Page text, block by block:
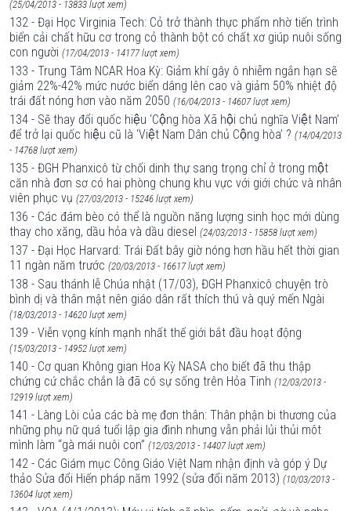
(25/04/2013 - 13833 lượt xem)
132 - Đại Học Virginia Tech: Cỏ trở thành thực phẩm nhờ tiến trình
biến cải chất hữu cơ trong cỏ thành bột có chất xơ giúp nuôi sống
con người (17/04/2013 - 14177 lượt xem)
133 - Trung Tâm NCAR Hoa Kỳ: Giảm khí gây ô nhiễm ngắn hạn sẽ
giảm 22%-42% mức nước biển dâng lên cao và giảm 50% nhiệt độ
trái đất nóng hơn vào năm 2050 (16/04/2013 - 14607 lượt xem)
134 - Sẽ thay đổi quốc hiệu ‘Cộng hòa Xã hội chủ nghĩa Việt Nam’
để trở lại quốc hiệu cũ là ‘Việt Nam Dân chủ Cộng hòa’ ? (14/04/2013
- 14768 lượt xem)
135 - ĐGH Phanxicô từ chối dinh thự sang trọng chỉ ở trong một
căn nhà đơn sơ có hai phòng chung khu vực với giới chức và nhân
viên phục vụ (27/03/2013 - 15246 lượt xem)
136 - Các đám bèo có thể là nguồn năng lượng sinh học mới dùng
thay cho xăng, dầu hỏa và dầu diesel (24/03/2013 - 15858 lượt xem)
137 - Đại Học Harvard: Trái Đất bây giờ nóng hơn hầu hết thời gian
11 ngàn năm trước (20/03/2013 - 16617 lượt xem)
138 - Sau thánh lễ Chúa nhật (17/03), ĐGH Phanxicô chuyện trò
bình dị và thân mật nên giáo dân rất thích thú và quý mến Ngài
(18/03/2013 - 14620 lượt xem)
139 - Viễn vọng kính mạnh nhất thế giới bắt đầu hoạt động
(15/03/2013 - 14952 lượt xem)
140 - Cơ quan Không gian Hoa Kỳ NASA cho biết đã thu thập
chứng cứ chắc chắn là đã có sự sống trên Hỏa Tinh (12/03/2013 -
12919 lượt xem)
141 - Làng Lòi của các bà mẹ đơn thân: Thân phận bi thương của
những phụ nữ quá tuổi lập gia đình nhưng vẫn phải lủi thủi môt
mình làm “gà mái nuôi con” (12/03/2013 - 14407 lượt xem)
142 - Các Giám mục Công Giáo Việt Nam nhận định và góp ý Dự
thảo Sửa đổi Hiến pháp năm 1992 (sửa đổi năm 2013) (10/03/2013 -
13604 lượt xem)